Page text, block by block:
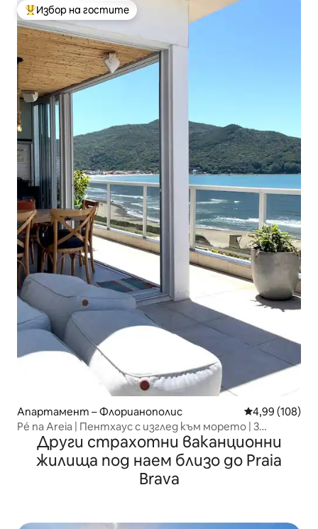
Най-популярен избор на гостите
Избор на гостите
Апартамент – Флорианополис Средна
4,99 (108)
Pé na Areia | Пентхаус с изглед към морето | 3
апартамента
Други страхотни ваканционни
жилища под наем близо до Praia
Brava